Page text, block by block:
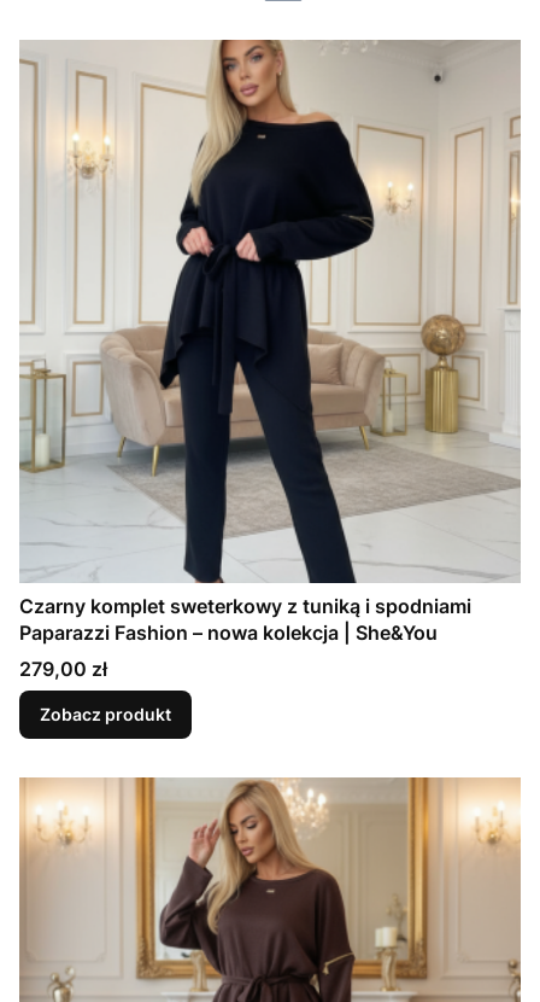
Czarny komplet sweterkowy z tuniką i spodniami
Paparazzi Fashion – nowa kolekcja | She&You
Cena
279,00 zł
Zobacz produkt